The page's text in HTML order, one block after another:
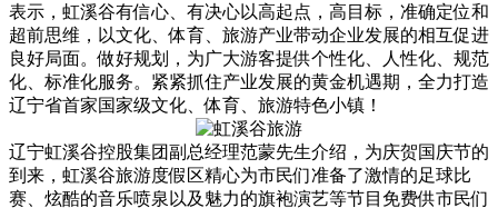
表示，虹溪谷有信心、有决心以高起点，高目标，准确定位和
超前思维，以文化、体育、旅游产业带动企业发展的相互促进
良好局面。做好规划，为广大游客提供个性化、人性化、规范
化、标准化服务。紧紧抓住产业发展的黄金机遇期，全力打造
辽宁省首家国家级文化、体育、旅游特色小镇！
辽宁虹溪谷控股集团副总经理范蒙先生介绍，为庆贺国庆节的
到来，虹溪谷旅游度假区精心为市民们准备了激情的足球比
赛、炫酷的音乐喷泉以及魅力的旗袍演艺等节目免费供市民们